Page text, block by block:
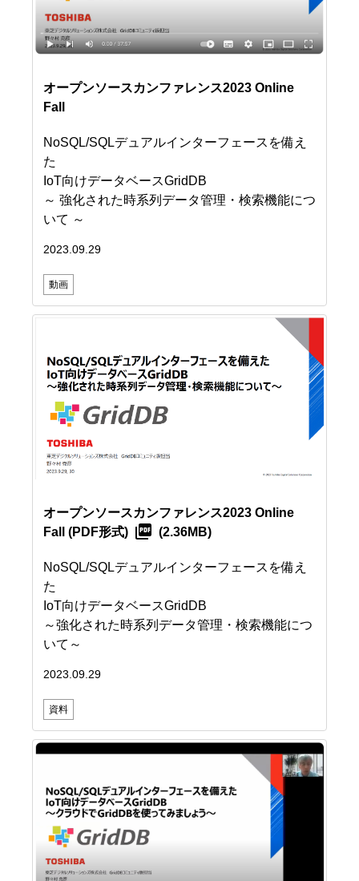
オープンソースカンファレンス2023 Online
Fall
NoSQL/SQLデュアルインターフェースを備え
た
IoT向けデータベースGridDB
～ 強化された時系列データ管理・検索機能につ
いて ～
2023.09.29
動画
オープンソースカンファレンス2023 Online
Fall
(PDF形式) (2.36MB)
NoSQL/SQLデュアルインターフェースを備え
た
IoT向けデータベースGridDB
～強化された時系列データ管理・検索機能につ
いて～
2023.09.29
資料